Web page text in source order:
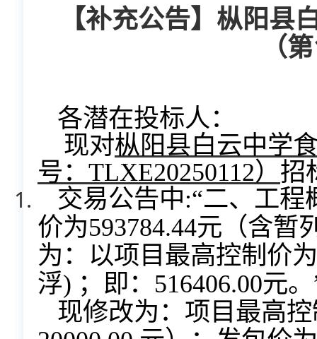
【补充公告】枞阳
（
各潜在投标人：
现对枞阳县白云中学
号： TLXE20250112） 招
交易公告中:“二、工程
价为593784.44元（含暂
为：以项目最高控制价
浮) ；即：516406.00元。
现修改为：项目最高